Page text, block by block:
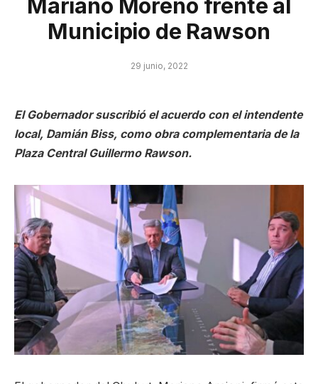
Mariano Moreno frente al
Municipio de Rawson
29 junio, 2022
El Gobernador suscribió el acuerdo con el intendente
local, Damián Biss, como obra complementaria de la
Plaza Central Guillermo Rawson.